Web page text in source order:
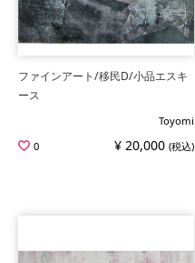
ファインアート/移民D/小品エスキ
ース
Toyomi
0
¥ 20,000 (税込)